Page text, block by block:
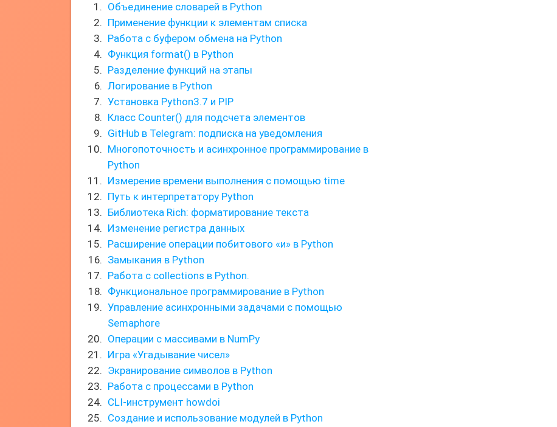
Объединение словарей в Python
Применение функции к элементам списка
Работа с буфером обмена на Python
Функция format() в Python
Разделение функций на этапы
Логирование в Python
Установка Python3.7 и PIP
Класс Counter() для подсчета элементов
GitHub в Telegram: подписка на уведомления
Многопоточность и асинхронное программирование в
Python
Измерение времени выполнения с помощью time
Путь к интерпретатору Python
Библиотека Rich: форматирование текста
Изменение регистра данных
Расширение операции побитового «и» в Python
Замыкания в Python
Работа с collections в Python.
Функциональное программирование в Python
Управление асинхронными задачами с помощью
Semaphore
Операции с массивами в NumPy
Игра «Угадывание чисел»
Экранирование символов в Python
Работа с процессами в Python
CLI-инструмент howdoi
Создание и использование модулей в Python